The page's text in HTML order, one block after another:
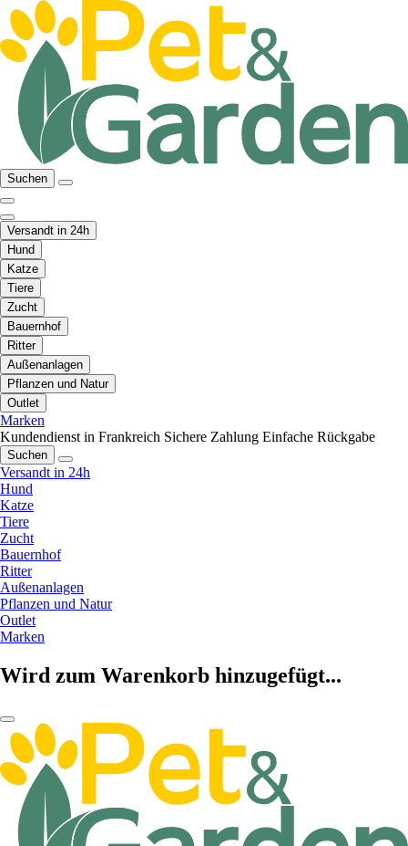
Suchen
Versandt in 24h
Hund
Katze
Tiere
Zucht
Bauernhof
Ritter
Außenanlagen
Pflanzen und Natur
Outlet
Marken
Kundendienst in Frankreich Sichere Zahlung Einfache Rückgabe
Suchen
Versandt in 24h
Hund
Katze
Tiere
Zucht
Bauernhof
Ritter
Außenanlagen
Pflanzen und Natur
Outlet
Marken
Wird zum Warenkorb hinzugefügt...